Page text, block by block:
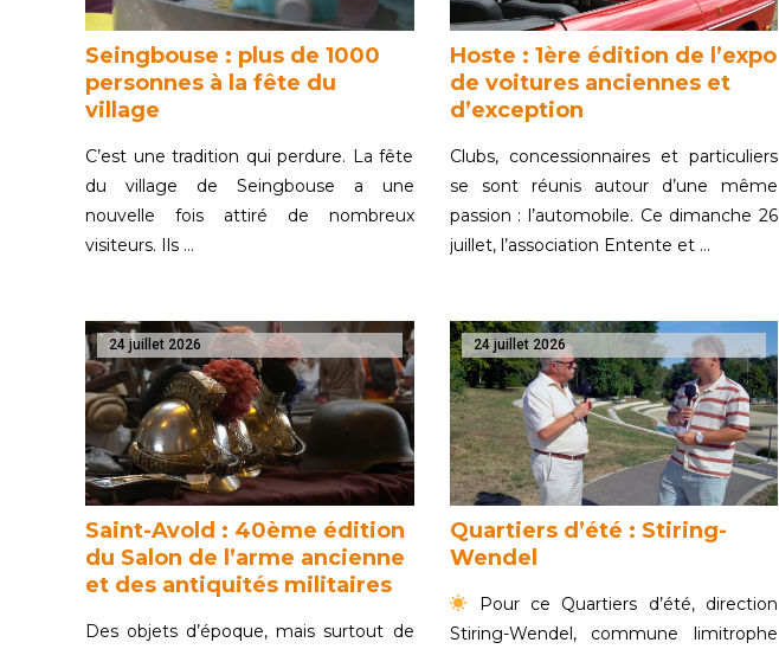
Seingbouse : plus de 1000
personnes à la fête du
village
C’est une tradition qui perdure. La fête
du village de Seingbouse a une
nouvelle fois attiré de nombreux
visiteurs. Ils …
Hoste : 1ère édition de l’expo
de voitures anciennes et
d’exception
Clubs, concessionnaires et particuliers
se sont réunis autour d’une même
passion : l’automobile. Ce dimanche 26
juillet, l’association Entente et …
24 juillet 2026
Saint-Avold : 40ème édition
du Salon de l’arme ancienne
et des antiquités militaires
Des objets d’époque, mais surtout de
24 juillet 2026
Quartiers d’été : Stiring-
Wendel
Pour ce Quartiers d’été, direction
Stiring-Wendel, commune limitrophe